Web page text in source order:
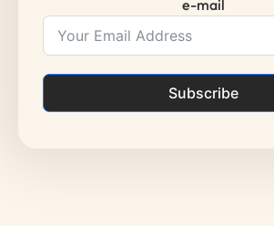
e-mail
Subscribe